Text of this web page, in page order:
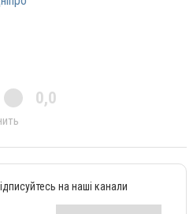
0,0
на наші канали